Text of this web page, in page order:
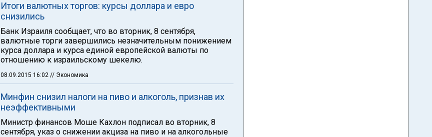
Итоги валютных торгов: курсы доллара и евро
снизились
Банк Израиля сообщает, что во вторник, 8 сентября,
валютные торги завершились незначительным понижением
курса доллара и курса единой европейской валюты по
отношению к израильскому шекелю.
08.09.2015 16:02 // Экономика
Минфин снизил налоги на пиво и алкоголь, признав их
неэффективными
Министр финансов Моше Кахлон подписал во вторник, 8
сентября, указ о снижении акциза на пиво и на алкогольные